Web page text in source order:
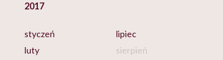
2017
styczeń
luty
lipiec
sierpień